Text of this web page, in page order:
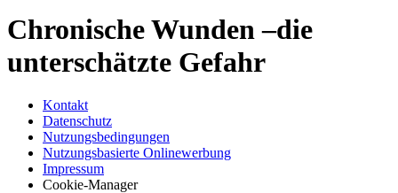
Chronische Wunden –die
unterschätzte Gefahr
Kontakt
Datenschutz
Nutzungsbedingungen
Nutzungsbasierte Onlinewerbung
Impressum
Cookie-Manager